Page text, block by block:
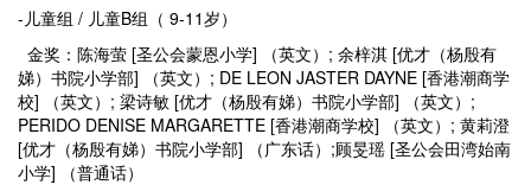
-儿童组 / 儿童B组（ 9-11岁）
金奖：陈海萤 [圣公会蒙恩小学] （英文）; 余梓淇 [优才（杨殷有
娣）书院小学部] （英文）; DE LEON JASTER DAYNE [香港潮商学
校] （英文）; 梁诗敏 [优才（杨殷有娣）书院小学部] （英文）;
PERIDO DENISE MARGARETTE [香港潮商学校] （英文）; 黄莉澄
[优才（杨殷有娣）书院小学部] （广东话）;顾旻瑶 [圣公会田湾始南
小学] （普通话）